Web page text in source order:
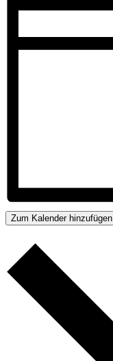
Zum Kalender hinzufügen